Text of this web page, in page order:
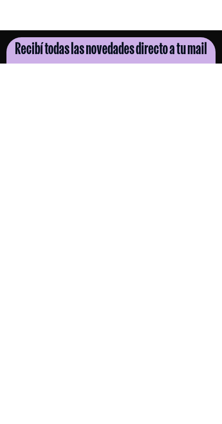
Recibí todas las novedades directo a tu mail